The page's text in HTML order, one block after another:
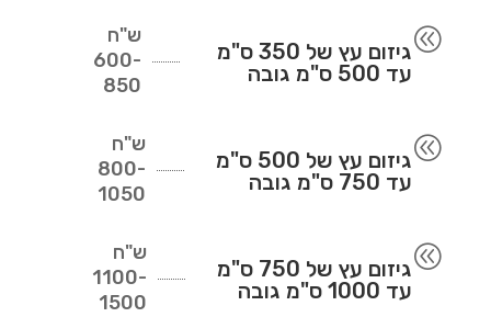
@
גיזום עץ של 350 ס"מ
עד 500 ס"מ גובה
ש"ח
600-
850
@
גיזום עץ של 500 ס"מ
עד 750 ס"מ גובה
ש"ח
800-
1050
@
גיזום עץ של 750 ס"מ
עד 1000 ס"מ גובה
ש"ח
1100-
1500